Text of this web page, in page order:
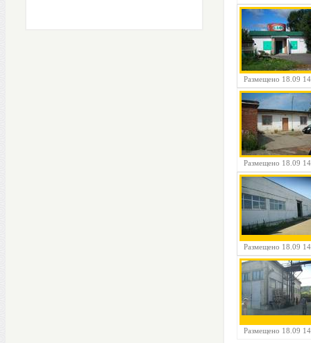
Размещено 18.09
Размещено 18.09
Размещено 18.09
Размещено 18.09